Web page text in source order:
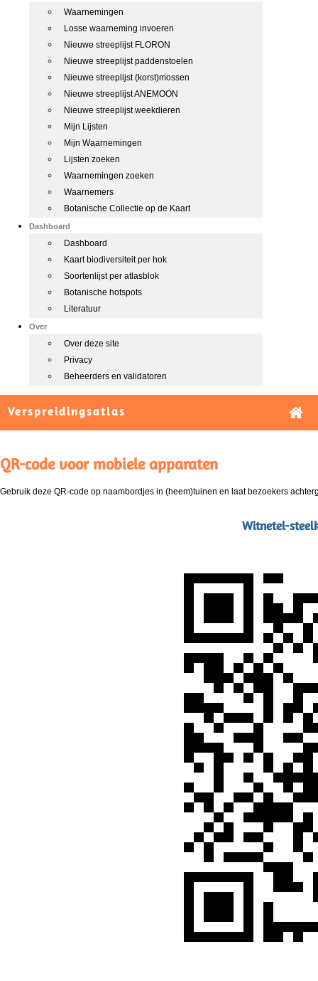
Waarnemingen
Losse waarneming invoeren
Nieuwe streeplijst FLORON
Nieuwe streeplijst paddenstoelen
Nieuwe streeplijst (korst)mossen
Nieuwe streeplijst ANEMOON
Nieuwe streeplijst weekdieren
Mijn Lijsten
Mijn Waarnemingen
Lijsten zoeken
Waarnemingen zoeken
Waarnemers
Botanische Collectie op de Kaart
Dashboard
Dashboard
Kaart biodiversiteit per hok
Soortenlijst per atlasblok
Botanische hotspots
Literatuur
Over
Over deze site
Privacy
Beheerders en validatoren
Verspreidingsatlas
QR-code voor mobiele apparaten
Gebruik deze QR-code op naambordjes in (heem)tuinen en laat bezoekers
Witnetel-